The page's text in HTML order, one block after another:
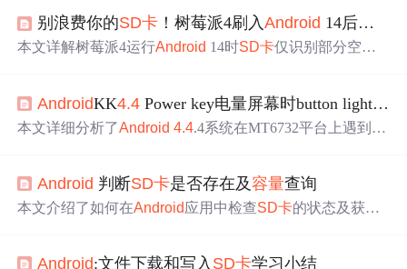
别浪费你的SD卡 ！树莓派4刷入Android 14后，手把手教你用GParted无损扩容到满
本文详解树莓派4运行Android 14时SD卡仅识别部分空间
整、大小扩展与文件系统验证，实现SD卡全容量无损利
用，并涵盖备份、设备识别、ext4分区操作及TRIM/I/O调
AndroidKK4.4 Power key电量屏幕时button light先亮LCD后亮的卡顿
本文详细分析了Android 4.4.4系统在MT6732平台上遇到的
概率更高。问题源于按下Power键到用户空间接收到事件的
时间超过500ms，触发了长按事件，点亮了button light。关
的时间。
Android 判断SD卡是否存在及容量查询
本文介绍了如何在Android应用中检查SD卡的状态及获取
Android:文件下载和写入 SD卡学习小结